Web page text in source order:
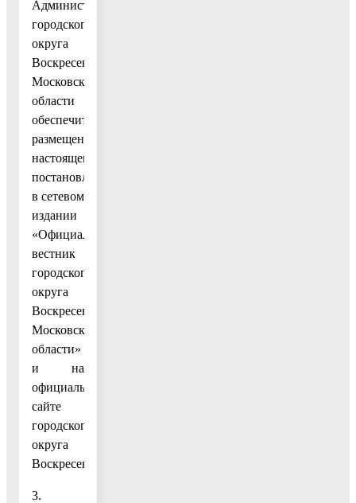
Администрации
городского
округа
Воскресенск
Московской
области
обеспечить
размещение
настоящего
постановления
в сетевом
издании
«Официальный
вестник
городского
округа
Воскресенск
Московской
области»
и на
официальном
сайте
городского
округа
Воскресенск.
3.